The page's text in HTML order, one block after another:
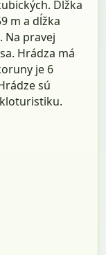
Dĺžka
m a dĺžka
Na pravej
Hrádza má
je 6
sú